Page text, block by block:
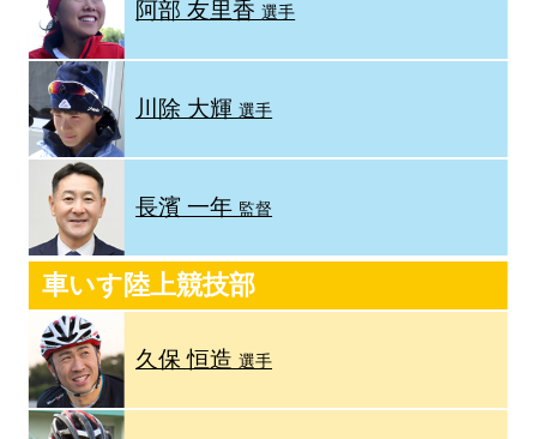
阿部 友里香選手
川除 大輝選手
長濱 一年 監督
車いす陸上競技部
久保 恒造選手